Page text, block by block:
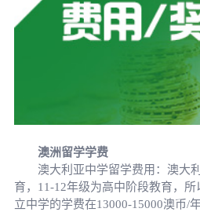
澳洲留学学费
澳大利亚中学留学费用：澳大利
育，11-12年级为高中阶段教育，
立中学的学费在13000-15000澳币/